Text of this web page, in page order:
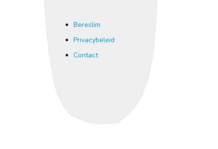
Bereslim
Privacybeleid
Contact